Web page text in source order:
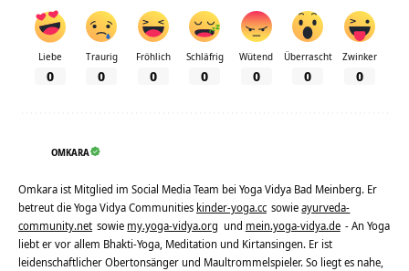
Liebe
0
Traurig
0
Fröhlich
0
Schläfrig
0
Wütend
0
Überrascht
0
Zwinker
0
OMKARA
Omkara ist Mitglied im Social Media Team bei Yoga Vidya Bad Meinberg. Er
betreut die Yoga Vidya Communities kinder-yoga.cc sowieayurveda-
community.net sowie my.yoga-vidya.org und mein.yoga-vidya.de - An Yoga
liebt er vor allem Bhakti-Yoga, Meditation und Kirtansingen. Er ist
leidenschaftlicher Obertonsänger und Maultrommelspieler. So liegt es nahe,